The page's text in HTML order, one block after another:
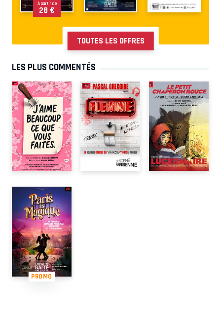
À partir de
28 €
TOUTES LES OFFRES
LES PLUS COMMENTÉS
PROMO